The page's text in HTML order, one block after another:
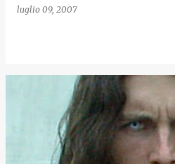
luglio 09, 2007